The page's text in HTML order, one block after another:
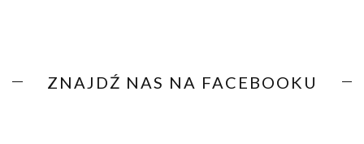
ZNAJDŹ NAS NA FACEBOOKU